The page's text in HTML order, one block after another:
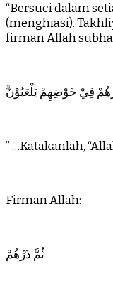
“Bersuci dalam
(menghiasi).
firman Allah
فِيْ خَوْضِهِمْ يَلْعَبُوْنَ
” …Katakanlah,
Firman Allah:
ثُمَّ ذَرْهُمْ